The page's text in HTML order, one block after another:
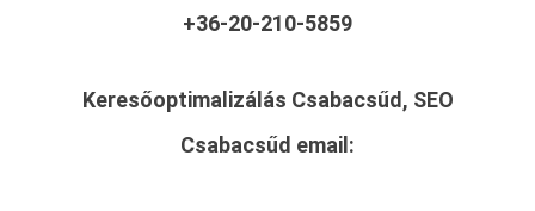
+36-20-210-5859
Keresőoptimalizálás Csabacsűd, SEO
Csabacsűd email: